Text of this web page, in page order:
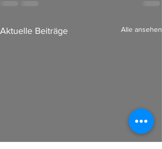
Aktuelle Beiträge Alle ansehen